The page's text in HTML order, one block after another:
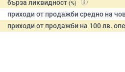
бърза ликвидност (%)
приходи от продажби средно на
приходи от продажби на 100 лв.